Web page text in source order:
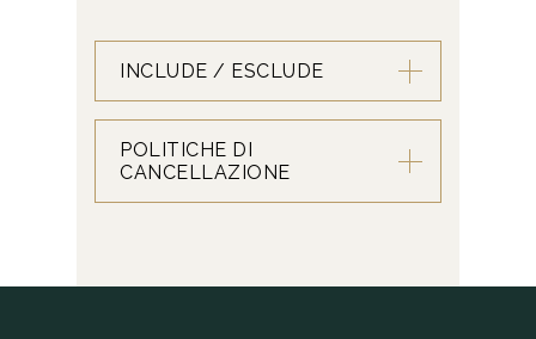
INCLUDE / ESCLUDE
POLITICHE DI
CANCELLAZIONE